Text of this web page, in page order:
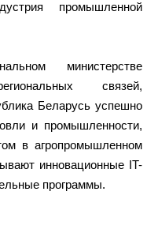
промышленной
министерстве
связей,
Беларусь успешно
и промышленности,
в агропромышленном
инновационные IT-
программы.